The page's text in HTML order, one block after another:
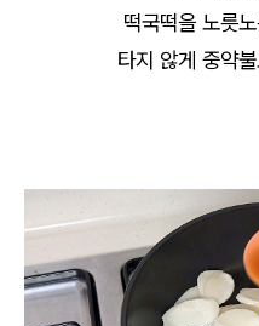
떡국떡을 노릇
타지 않게 중약